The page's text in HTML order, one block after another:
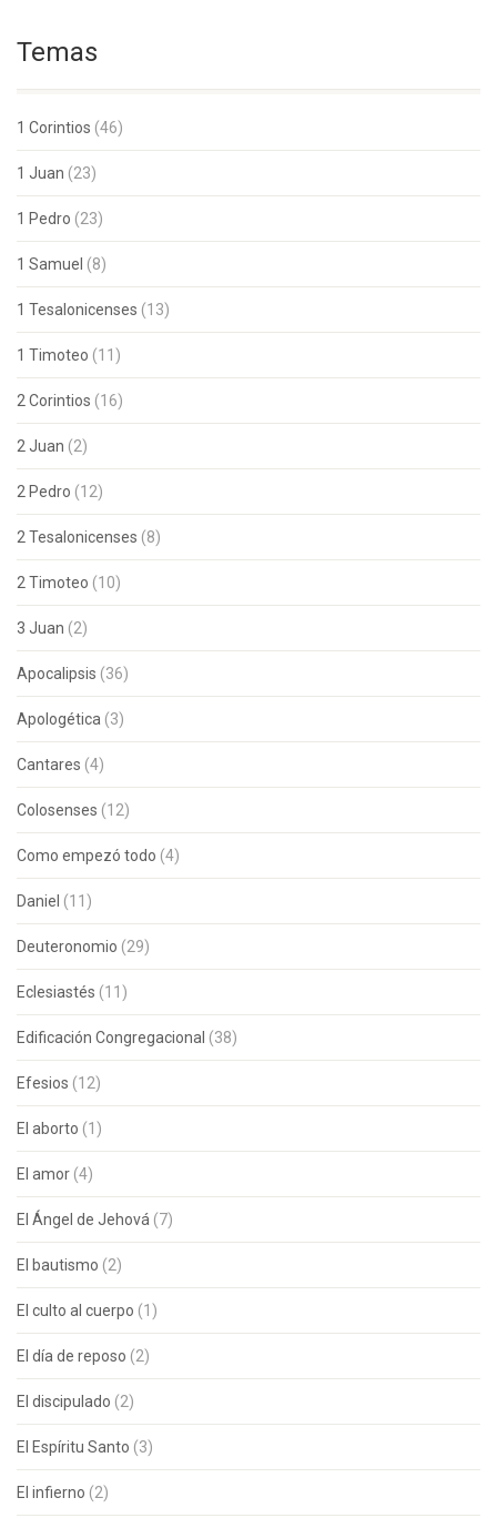
Temas
1 Corintios (46)
1 Juan (23)
1 Pedro (23)
1 Samuel (8)
1 Tesalonicenses (13)
1 Timoteo (11)
2 Corintios (16)
2 Juan (2)
2 Pedro (12)
2 Tesalonicenses (8)
2 Timoteo (10)
3 Juan (2)
Apocalipsis (36)
Apologética (3)
Cantares (4)
Colosenses (12)
Como empezó todo (4)
Daniel (11)
Deuteronomio (29)
Eclesiastés (11)
Edificación Congregacional (38)
Efesios (12)
El aborto (1)
El amor (4)
El Ángel de Jehová (7)
El bautismo (2)
El culto al cuerpo (1)
El día de reposo (2)
El discipulado (2)
El Espíritu Santo (3)
El infierno (2)